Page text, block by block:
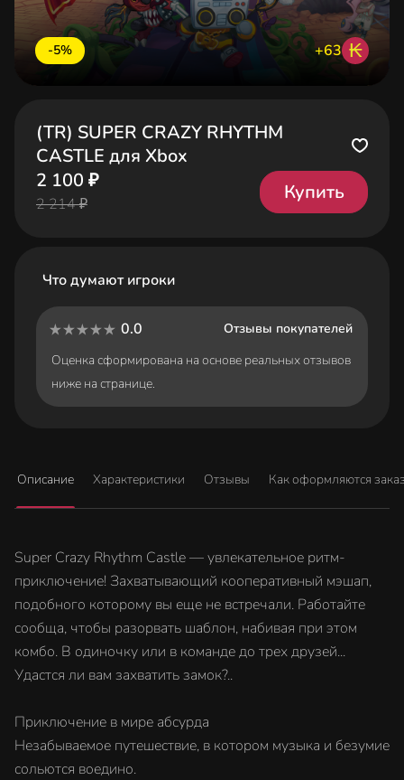
-5% +63 ₭
(TR) SUPER CRAZY RHYTHM
CASTLE для Xbox
2 100 ₽
2 214 ₽
Купить
Что думают игроки
0.0
Отзывы покупателей
Оценка сформирована на основе реальных отзывов
ниже на странице.
Описание Характеристики Отзывы Как оформляются
Super Crazy Rhythm Castle — увлекательное ритм-
приключение! Захватывающий кооперативный мэшап,
подобного которому вы еще не встречали. Работайте
сообща, чтобы разорвать шаблон, набивая при этом
комбо. В одиночку или в команде до трех друзей...
Удастся ли вам захватить замок?..
Приключение в мире абсурда
Незабываемое путешествие, в котором музыка и безумие
сольются воедино.